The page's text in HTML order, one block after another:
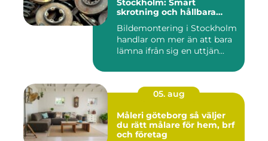
Stockholm: Smart
skrotning och hållbara
Bildemontering i Stockholm
handlar om mer än att bara
lämna ifrån sig en uttjän...
05. aug
Måleri göteborg så väljer
du rätt målare för hem, brf
och företag